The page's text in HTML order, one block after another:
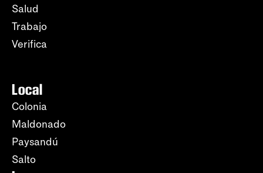
Salud
Trabajo
Verifica
Local
Colonia
Maldonado
Paysandú
Salto